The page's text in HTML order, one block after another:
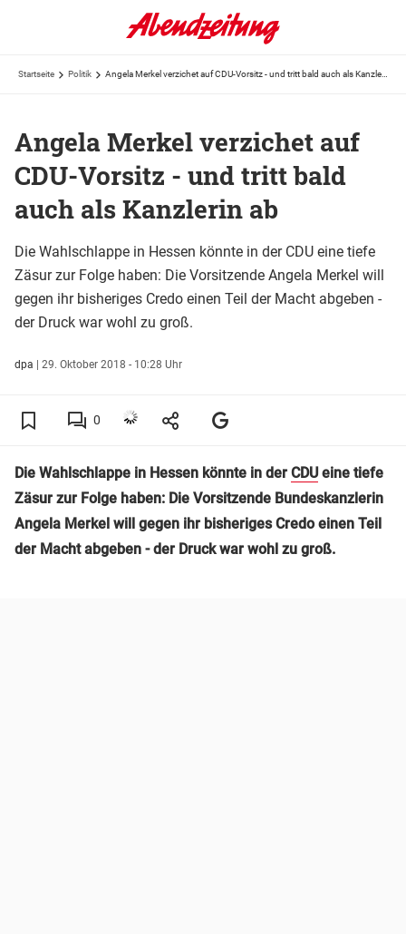
Startseite Politik
Angela Merkel verzichet auf
CDU-Vorsitz - und tritt bald
auch als Kanzlerin ab
Die Wahlschlappe in Hessen könnte in der CDU eine tiefe
Zäsur zur Folge haben: Die Vorsitzende Angela Merkel will
gegen ihr bisheriges Credo einen Teil der Macht abgeben -
der Druck war wohl zu groß.
dpa | 29. Oktober 2018 - 10:28 Uhr
0
Die Wahlschlappe in Hessen könnte in der CDUeine tiefe
Zäsur zur Folge haben: Die Vorsitzende Bundeskanzlerin
Angela Merkel will gegen ihr bisheriges Credo einen Teil
der Macht abgeben - der Druck war wohl zu groß.